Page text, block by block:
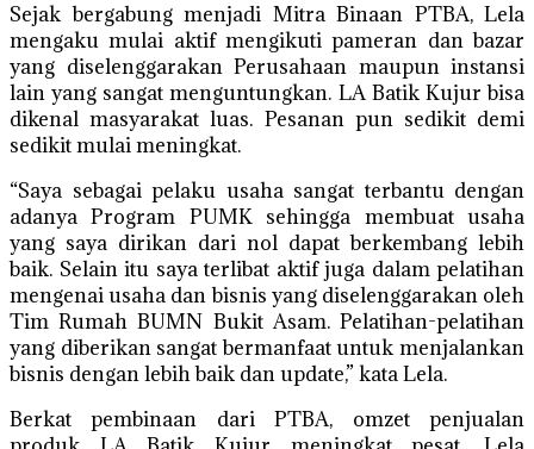
Sejak bergabung menjadi Mitra Binaan PTBA, Lela
mengaku mulai aktif mengikuti pameran dan bazar
yang diselenggarakan Perusahaan maupun instansi
lain yang sangat menguntungkan. LA Batik Kujur bisa
dikenal masyarakat luas. Pesanan pun sedikit demi
sedikit mulai meningkat.
“Saya sebagai pelaku usaha sangat terbantu dengan
adanya Program PUMK sehingga membuat usaha
yang saya dirikan dari nol dapat berkembang lebih
baik. Selain itu saya terlibat aktif juga dalam pelatihan
mengenai usaha dan bisnis yang diselenggarakan oleh
Tim Rumah BUMN Bukit Asam. Pelatihan-pelatihan
yang diberikan sangat bermanfaat untuk menjalankan
bisnis dengan lebih baik dan update,” kata Lela.
Berkat pembinaan dari PTBA, omzet penjualan